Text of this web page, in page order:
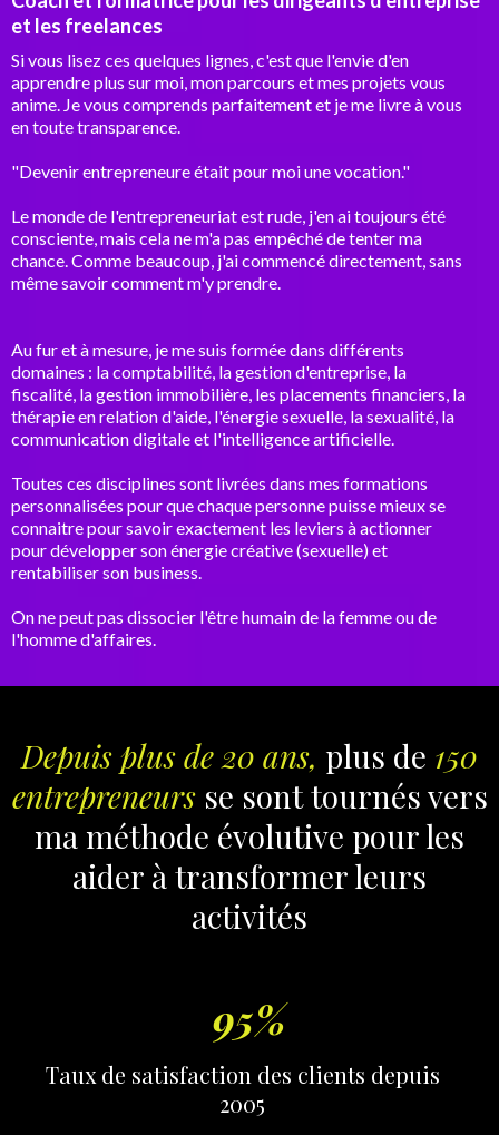
et les freelances
Si vous lisez ces quelques lignes, c'est que l'envie d'en
apprendre plus sur moi, mon parcours et mes projets vous
anime. Je vous comprends parfaitement et je me livre à vous
en toute transparence.
"Devenir entrepreneure était pour moi une vocation."
Le monde de l'entrepreneuriat est rude, j'en ai toujours été
consciente, mais cela ne m'a pas empêché de tenter ma
chance. Comme beaucoup, j'ai commencé directement, sans
même savoir comment m'y prendre.
Au fur et à mesure, je me suis formée dans différents
domaines : la comptabilité, la gestion d'entreprise, la
fiscalité, la gestion immobilière, les placements financiers, la
thérapie en relation d'aide, l'énergie sexuelle, la sexualité, la
communication digitale et l'intelligence artificielle.
Toutes ces disciplines sont livrées dans mes formations
personnalisées pour que chaque personne puisse mieux se
connaitre pour savoir exactement les leviers à actionner
pour développer son énergie créative (sexuelle) et
rentabiliser son business.
On ne peut pas dissocier l'être humain de la femme ou de
l'homme d'affaires.
Depuis plus de 20 ans, plus de 150
entrepreneurs se sont tournés vers
ma méthode évolutive pour les
aider à transformer leurs
activités
95%
Taux de satisfaction des clients depuis
2005